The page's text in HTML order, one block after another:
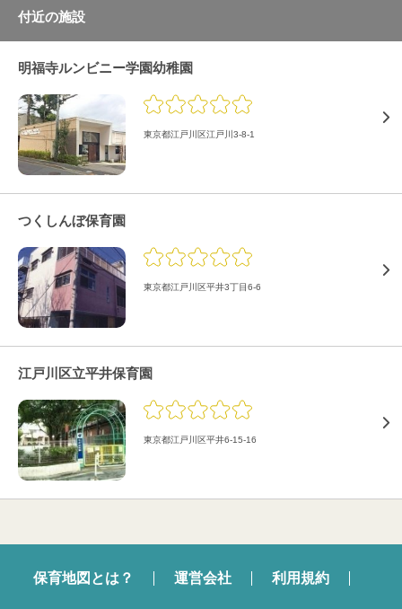
付近の施設
明福寺ルンビニー学園幼稚園
東京都江戸川区江戸川3-8-1
つくしんぼ保育園
東京都江戸川区平井3丁目6-6
江戸川区立平井保育園
東京都江戸川区平井6-15-16
保育地図とは？ 運営会社 利用規約